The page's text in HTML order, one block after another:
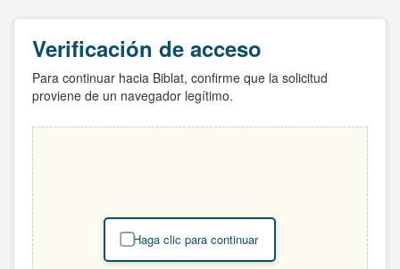
Verificación de acceso
Para continuar hacia Biblat, confirme que la solicitud
proviene de un navegador legítimo.
Haga clic para continuar